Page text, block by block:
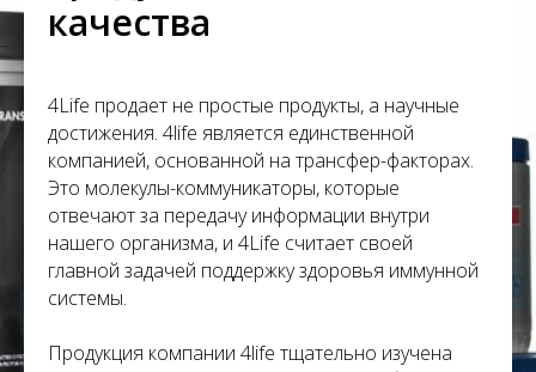
качества
4Life продает не простые продукты, а научные
достижения. 4life является единственной
компанией, основанной на трансфер-факторах.
Это молекулы-коммуникаторы, которые
отвечают за передачу информации внутри
нашего организма, и 4Life считает своей
главной задачей поддержку здоровья иммунной
системы.
Продукция компании 4life тщательно изучена